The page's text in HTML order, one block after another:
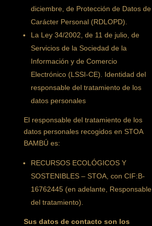
diciembre, de Protección de Datos de
Carácter Personal (RDLOPD).
La Ley 34/2002, de 11 de julio, de
Servicios de la Sociedad de la
Información y de Comercio
Electrónico (LSSI-CE). Identidad del
responsable del tratamiento de los
datos personales
El responsable del tratamiento de los
datos personales recogidos en STOA
BAMBÚ es:
RECURSOS ECOLÓGICOS Y
SOSTENIBLES – STOA, con CIF:B-
16762445 (en adelante, Responsable
del tratamiento).
Sus datos de contacto son los